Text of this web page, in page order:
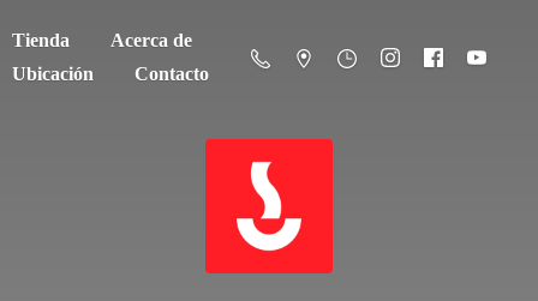
Tienda
Acerca de
Ubicación
Contacto